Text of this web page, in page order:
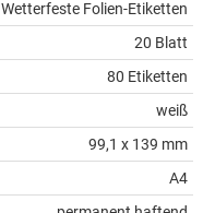
Wetterfeste Folien-Etiketten
20 Blatt
80 Etiketten
weiß
99,1 x 139 mm
A4